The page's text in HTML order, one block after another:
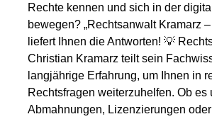
Rechte kennen und sich in der
bewegen? „Rechtsanwalt Kramarz
liefert Ihnen die Antworten! 💡
Christian Kramarz teilt sein
langjährige Erfahrung, um Ihnen in
Rechtsfragen weiterzuhelfen. Ob es
Abmahnungen, Lizenzierungen